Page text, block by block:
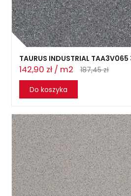
TAURUS INDUSTRIAL
142,90 zł / m2
187,45 zł
Do koszyka